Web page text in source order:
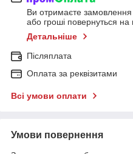
Ви отримаєте замовлення
або гроші повернуться на
Детальніше
Післяплата
Оплата за реквізитами
Всі умови оплати
Умови повернення